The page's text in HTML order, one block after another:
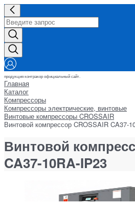
продукция контракор официальный сайт.
Главная
Каталог
Компрессоры
Компрессоры электрические, винтовые
Винтовые компрессоры CROSSAIR
Винтовой компрессор CROSSAIR CA37-
Винтовой
CA37-10RA-IP23